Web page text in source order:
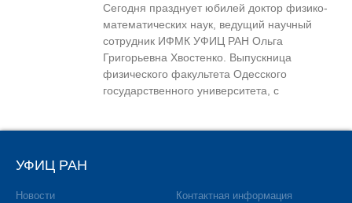
Сегодня празднует юбилей доктор физико-
математических наук, ведущий научный
сотрудник ИФМК УФИЦ РАН Ольга
Григорьевна Хвостенко. Выпускница
физического факультета Одесского
государственного университета, с
УФИЦ РАН
Новости
Контактная информация